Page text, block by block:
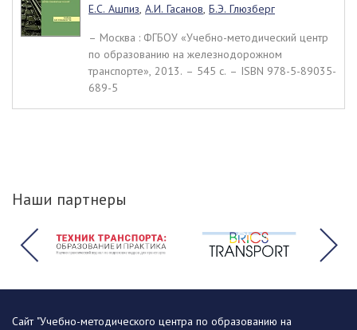
Е.С. Ашпиз, А.И. Гасанов, Б.Э. Глюзберг
– Москва : ФГБОУ «Учебно-методический центр
по образованию на железнодорожном
транспорте», 2013. – 545 c. – ISBN 978-5-89035-
689-5
Наши партнеры
Сайт "Учебно-методического центра по образованию на